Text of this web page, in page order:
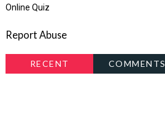
Online Quiz
Report Abuse
RECENT COMMENTS